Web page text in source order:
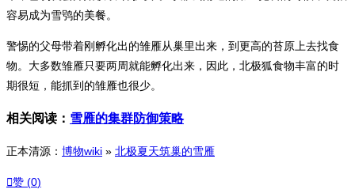
容易成为雪鸮的美餐。
警惕的父母带着刚孵化出的雏雁从巢里出来，到更高的苔原上去找食
物。大多数雏雁只要两周就能孵化出来，因此，北极狐食物丰富的时
期很短，能抓到的雏雁也很少。
相关阅读： 雪雁的集群防御策略
正本清源： 博物wiki » 北极夏天筑巢的雪雁
赞 (0)